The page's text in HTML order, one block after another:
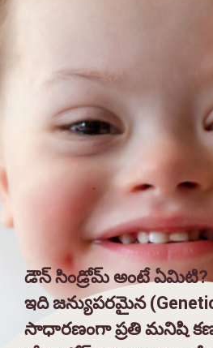
డౌన్ సిండ్రోమ్ అంటే ఏమిటి?
ఇది జన్యుపరమైన
సాధారణంగా ప్రతి మనిషి